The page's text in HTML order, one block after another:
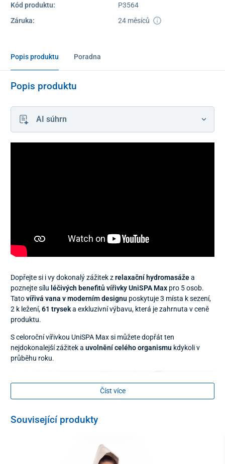
Kód produktu:
P3564
Záruka:
24 měsíců
Popis produktu Poradna
Popis produktu
AI súhrn
Dopřejte si i vy dokonalý zážitek zrelaxační hydromasážea
poznejte sílu léčivých benefitů vířivky UniSPA Max pro 5 osob.
Tatovířivá vana v moderním designu poskytuje 3 místa k sezení,
2 k ležení,61 tryseka exkluzivní výbavu, která je zahrnuta v ceně
produktu.
S celoroční vířivkou UniSPA Max si můžete dopřát ten
nejdokonalejší zážitek a uvolnění celého organismu kdykoli v
průběhu roku.
Číst více
Související produkty